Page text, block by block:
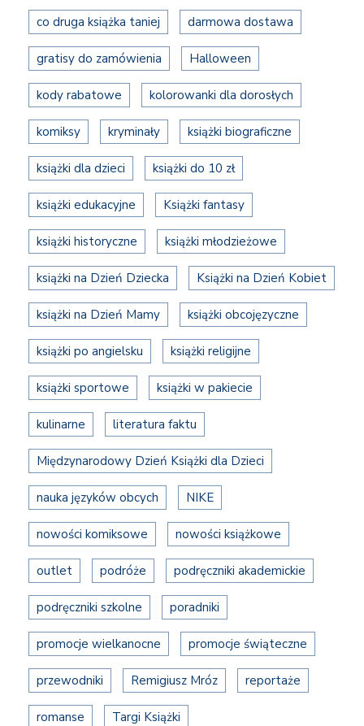
co druga książka taniej darmowa dostawa
gratisy do zamówienia Halloween
kody rabatowe kolorowanki dla dorosłych
komiksy kryminały książki biograficzne
książki dla dzieci książki do 10 zł
książki edukacyjne Książki fantasy
książki historyczne książki młodzieżowe
książki na Dzień Dziecka Książki na Dzień Kobiet
książki na Dzień Mamy książki obcojęzyczne
książki po angielsku książki religijne
książki sportowe książki w pakiecie
kulinarne literatura faktu
Międzynarodowy Dzień Książki dla Dzieci
nauka języków obcych NIKE
nowości komiksowe nowości książkowe
outlet podróże podręczniki akademickie
podręczniki szkolne poradniki
promocje wielkanocne promocje świąteczne
przewodniki Remigiusz Mróz reportaże
romanse Targi Książki